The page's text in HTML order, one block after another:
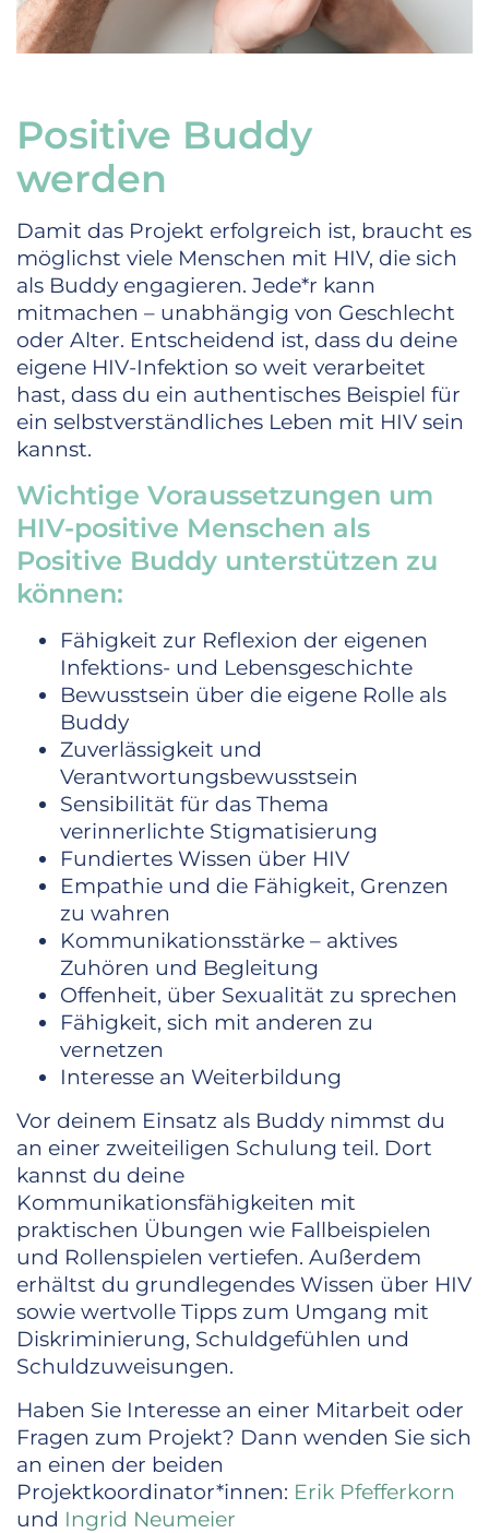
Positive Buddy
werden
Damit das Projekt erfolgreich ist, braucht es
möglichst viele Menschen mit HIV, die sich
als Buddy engagieren. Jede*r kann
mitmachen – unabhängig von Geschlecht
oder Alter. Entscheidend ist, dass du deine
eigene HIV-Infektion so weit verarbeitet
hast, dass du ein authentisches Beispiel für
ein selbstverständliches Leben mit HIV sein
kannst.
Wichtige Voraussetzungen um
HIV-positive Menschen als
Positive Buddy unterstützen zu
können:
Fähigkeit zur Reflexion der eigenen
Infektions- und Lebensgeschichte
Bewusstsein über die eigene Rolle als
Buddy
Zuverlässigkeit und
Verantwortungsbewusstsein
Sensibilität für das Thema
verinnerlichte Stigmatisierung
Fundiertes Wissen über HIV
Empathie und die Fähigkeit, Grenzen
zu wahren
Kommunikationsstärke – aktives
Zuhören und Begleitung
Offenheit, über Sexualität zu sprechen
Fähigkeit, sich mit anderen zu
vernetzen
Interesse an Weiterbildung
Vor deinem Einsatz als Buddy nimmst du
an einer zweiteiligen Schulung teil. Dort
kannst du deine
Kommunikationsfähigkeiten mit
praktischen Übungen wie Fallbeispielen
und Rollenspielen vertiefen. Außerdem
erhältst du grundlegendes Wissen über HIV
sowie wertvolle Tipps zum Umgang mit
Diskriminierung, Schuldgefühlen und
Schuldzuweisungen.
Haben Sie Interesse an einer Mitarbeit oder
Fragen zum Projekt? Dann wenden Sie sich
an einen der beiden
Projektkoordinator*innen: Erik Pfefferkorn
und Ingrid Neumeier